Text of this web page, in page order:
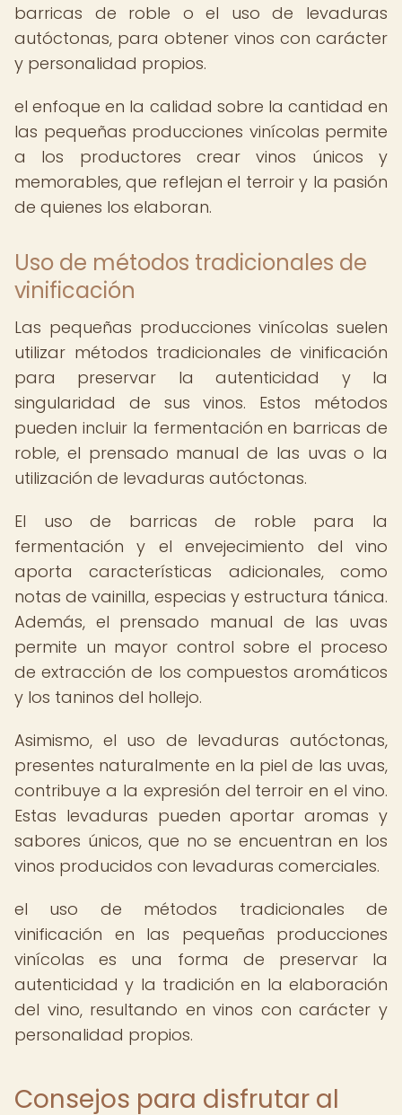
barricas de roble o el uso de levaduras
autóctonas, para obtener vinos con carácter
y personalidad propios.
el enfoque en la calidad sobre la cantidad en
las pequeñas producciones vinícolas permite
a los productores crear vinos únicos y
memorables, que reflejan el terroir y la pasión
de quienes los elaboran.
Uso de métodos tradicionales de
vinificación
Las pequeñas producciones vinícolas suelen
utilizar métodos tradicionales de vinificación
para preservar la autenticidad y la
singularidad de sus vinos. Estos métodos
pueden incluir la fermentación en barricas de
roble, el prensado manual de las uvas o la
utilización de levaduras autóctonas.
El uso de barricas de roble para la
fermentación y el envejecimiento del vino
aporta características adicionales, como
notas de vainilla, especias y estructura tánica.
Además, el prensado manual de las uvas
permite un mayor control sobre el proceso
de extracción de los compuestos aromáticos
y los taninos del hollejo.
Asimismo, el uso de levaduras autóctonas,
presentes naturalmente en la piel de las uvas,
contribuye a la expresión del terroir en el vino.
Estas levaduras pueden aportar aromas y
sabores únicos, que no se encuentran en los
vinos producidos con levaduras comerciales.
el uso de métodos tradicionales de
vinificación en las pequeñas producciones
vinícolas es una forma de preservar la
autenticidad y la tradición en la elaboración
del vino, resultando en vinos con carácter y
personalidad propios.
Consejos para disfrutar al